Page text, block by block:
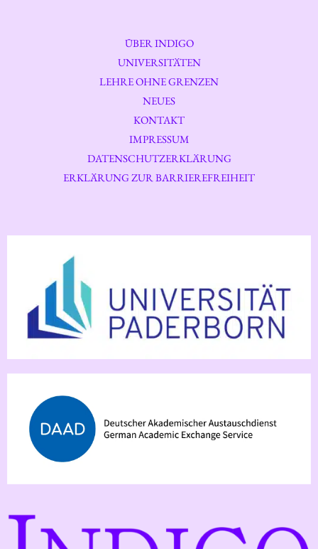
ÜBER INDIGO
UNIVERSITÄTEN
LEHRE OHNE GRENZEN
NEUES
KONTAKT
IMPRESSUM
DATENSCHUTZERKLÄRUNG
ERKLÄRUNG ZUR BARRIEREFREIHEIT